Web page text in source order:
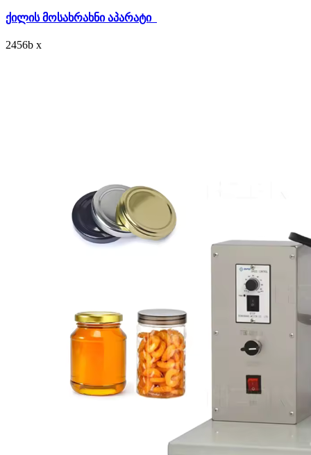
ქილის მოსახრახნი აპარატი
2456b x